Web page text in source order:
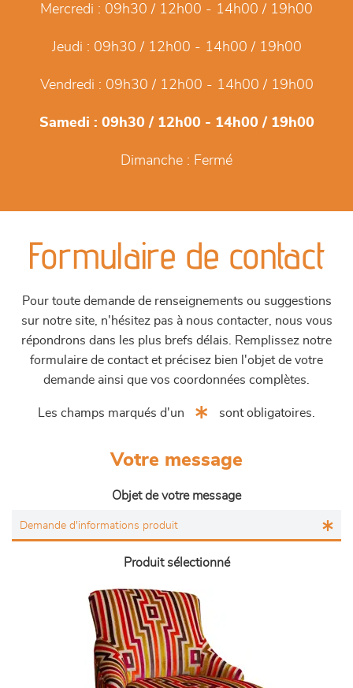
Mercredi : 09h30 / 12h00 - 14h00 / 19h00
Jeudi : 09h30 / 12h00 - 14h00 / 19h00
Vendredi : 09h30 / 12h00 - 14h00 / 19h00
Samedi : 09h30 / 12h00 - 14h00 / 19h00
Dimanche : Fermé
Formulaire de contact
Pour toute demande de renseignements ou suggestions
sur notre site, n'hésitez pas à nous contacter, nous vous
répondrons dans les plus brefs délais. Remplissez notre
formulaire de contact et précisez bien l'objet de votre
demande ainsi que vos coordonnées complètes.
Les champs marqués d'un sont obligatoires.
Votre message
Objet de votre message
Produit sélectionné